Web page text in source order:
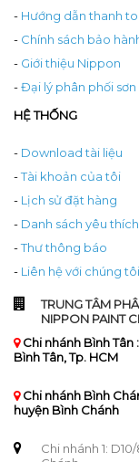
- Hướng dẫn thanh
- Chính sách bảo
- Giới thiệu Nippon
-Đại lý phân phối
HỆ THỐNG
- Download tài liệu
-Tài khoản của tôi
- Lịch sử đặt hàng
- Danh sách yêu thích
-Thư thông báo
- Liên hệ với chúng tôi
TRUNG TÂM
NIPPON PAINT
Chi nhánh Bình Tân
Bình Tân, Tp. HCM
Chi nhánh Bình
huyện Bình Chánh
Chi nhánh 1: